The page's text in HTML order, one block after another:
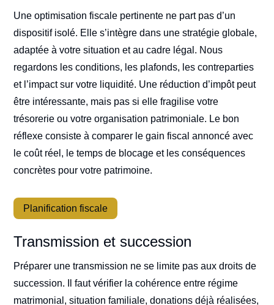
Une optimisation fiscale pertinente ne part pas d’un
dispositif isolé. Elle s’intègre dans une stratégie globale,
adaptée à votre situation et au cadre légal. Nous
regardons les conditions, les plafonds, les contreparties
et l’impact sur votre liquidité. Une réduction d’impôt peut
être intéressante, mais pas si elle fragilise votre
trésorerie ou votre organisation patrimoniale. Le bon
réflexe consiste à comparer le gain fiscal annoncé avec
le coût réel, le temps de blocage et les conséquences
concrètes pour votre patrimoine.
Planification fiscale
Transmission et succession
Préparer une transmission ne se limite pas aux droits de
succession. Il faut vérifier la cohérence entre régime
matrimonial, situation familiale, donations déjà réalisées,